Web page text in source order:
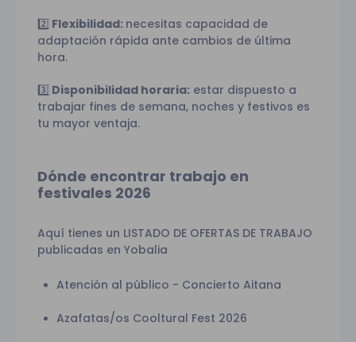
2️⃣ Flexibilidad: necesitas capacidad de
adaptación rápida ante cambios de última
hora.
3️⃣ Disponibilidad horaria: estar dispuesto a
trabajar fines de semana, noches y festivos es
tu mayor ventaja.
Dónde encontrar trabajo en
festivales 2026
Aquí tienes un LISTADO DE OFERTAS DE TRABAJO
publicadas en Yobalia
Atención al público - Concierto Aitana
Azafatas/os Cooltural Fest 2026